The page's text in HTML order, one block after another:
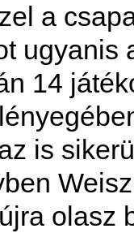
a
ugyanis
14
is
olasz